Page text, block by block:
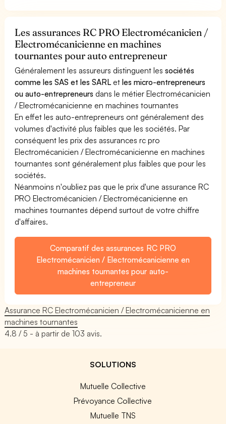
Les assurances RC PRO Electromécanicien /
Electromécanicienne en machines
tournantes pour auto entrepreneur
Généralement les assureurs distinguent lessociétés
comme les SAS et les SARL etles micro-entrepreneurs
ou auto-entrepreneurs dans le métier Electromécanicien
/ Electromécanicienne en machines tournantes
En effet les auto-entrepreneurs ont généralement des
volumes d'activité plus faibles que les sociétés. Par
conséquent les prix des assurances rc pro
Electromécanicien / Electromécanicienne en machines
tournantes sont généralement plus faibles que pour les
sociétés.
Néanmoins n'oubliez pas que le prix d'une assurance RC
PRO Electromécanicien / Electromécanicienne en
machines tournantes dépend surtout de votre chiffre
d'affaires.
Comparatif des assurances RC PRO
Electromécanicien / Electromécanicienne en
machines tournantes pour auto-
entrepreneur
Assurance RC Electromécanicien / Electromécanicienne en
machines tournantes
4.8 / 5 - à partir de103 avis.
SOLUTIONS
Mutuelle Collective
Prévoyance Collective
Mutuelle TNS